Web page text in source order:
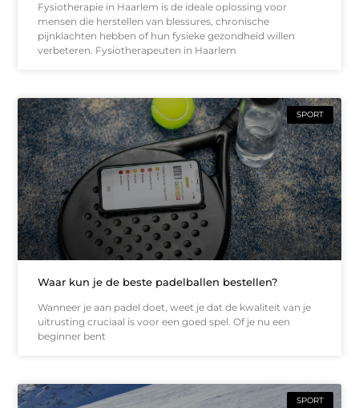
Fysiotherapie in Haarlem is de ideale oplossing voor
mensen die herstellen van blessures, chronische
pijnklachten hebben of hun fysieke gezondheid willen
verbeteren. Fysiotherapeuten in Haarlem
SPORT
Waar kun je de beste padelballen bestellen?
Wanneer je aan padel doet, weet je dat de kwaliteit van je
uitrusting cruciaal is voor een goed spel. Of je nu een
beginner bent
SPORT